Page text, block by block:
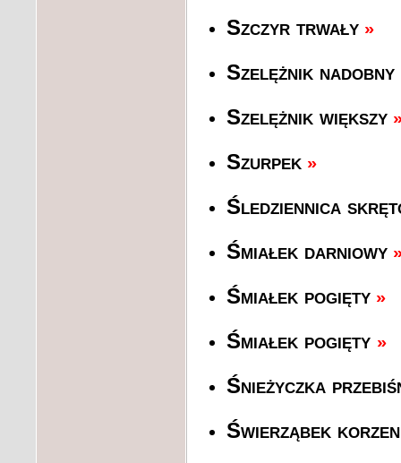
Szczyr trwały »
Szelężnik
Szelężnik większy
Szurpek »
Śledziennica
Śmiałek darniowy
Śmiałek pogięty »
Śmiałek pogięty »
Śnieżyczka
Świerząbek